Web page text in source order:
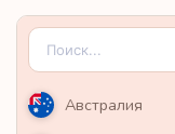
Австралия